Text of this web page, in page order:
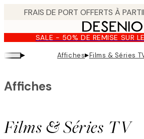
content.SALE - 50% DE REMISE SUR
▸ Affiches▸Films & Séries
Films & Séries TV
Affiches